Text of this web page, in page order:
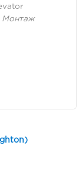
Монтаж